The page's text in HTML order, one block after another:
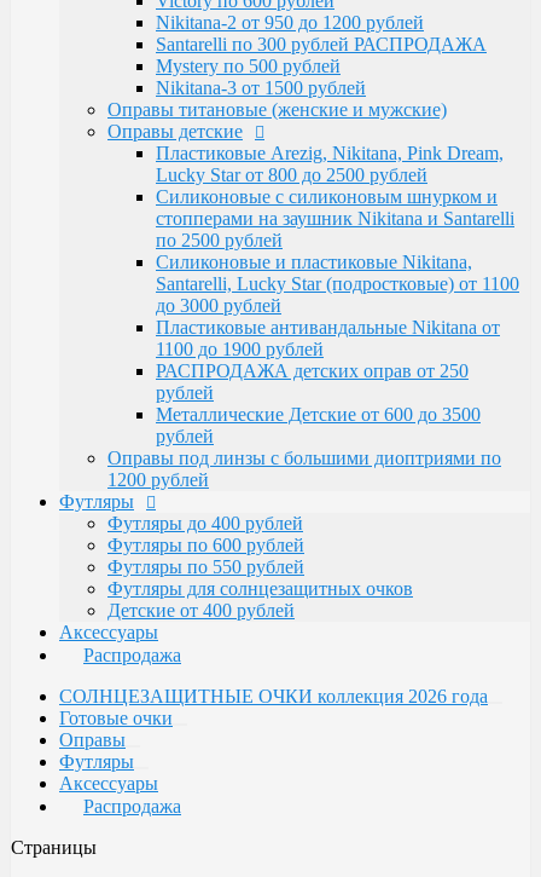
Santarelli, Lucky Star (подростковые) от 1100
до 3000 рублей
Пластиковые антивандальные Nikitana от
1100 до 1900 рублей
РАСПРОДАЖА детских оправ от 250 рублей
Металлические Детские от 600 до 3500
рублей
Оправы под линзы с большими диоптриями по
1200 рублей
Футляры до 400 рублей
Футляры по 600 рублей
Футляры по 550 рублей
Футляры для солнцезащитных очков
Детские от 400 рублей
Распродажа
Nikitana-2 от 950 до 1200 рублей
Santarelli по 300 рублей РАСПРОДАЖА
Mystery по 500 рублей
Nikitana-3 от 1500 рублей
Оправы титановые (женские и мужские)
Оправы детские
Пластиковые Arezig, Nikitana, Pink Dream,
Lucky Star от 800 до 2500 рублей
Силиконовые с силиконовым шнурком и
стопперами на заушник Nikitana и Santarelli
по 2500 рублей
Силиконовые и пластиковые Nikitana,
Santarelli, Lucky Star (подростковые) от 1100
до 3000 рублей
Пластиковые антивандальные Nikitana от
1100 до 1900 рублей
РАСПРОДАЖА детских оправ от 250
рублей
Металлические Детские от 600 до 3500
рублей
Оправы под линзы с большими диоптриями по
1200 рублей
Футляры
Футляры до 400 рублей
Футляры по 600 рублей
Футляры по 550 рублей
Футляры для солнцезащитных очков
Детские от 400 рублей
Аксессуары
Распродажа
СОЛНЦЕЗАЩИТНЫЕ ОЧКИ коллекция 2026 года
Готовые очки
Оправы
Футляры
Аксессуары
Распродажа
Страницы